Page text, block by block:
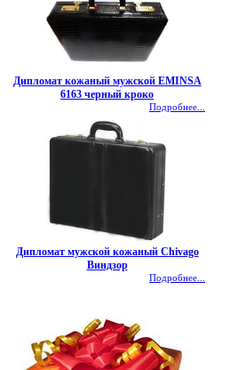
Дипломат кожаный мужской EMINSA
6163 черный кроко
Подробнее...
Дипломат мужской кожаный Chivago
Виндзор
Подробнее...